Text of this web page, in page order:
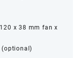
x 38 mm fan x